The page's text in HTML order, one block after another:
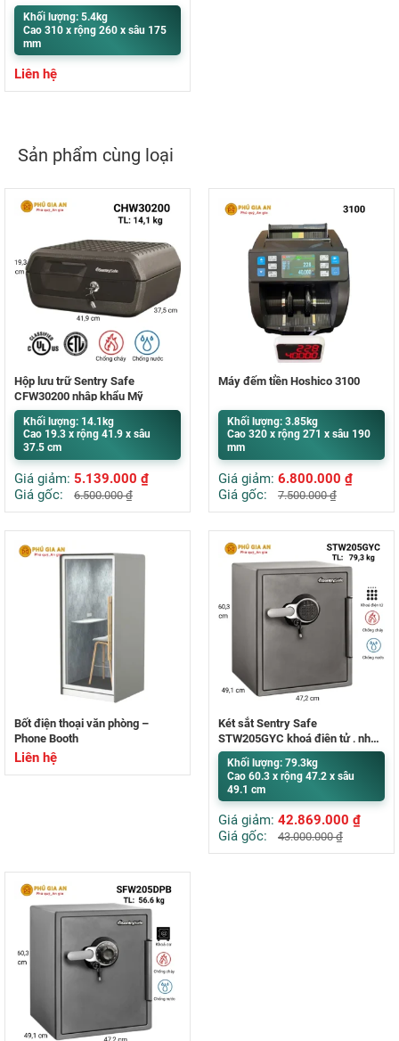
Khối lượng: 5.4kg
Cao 310 x rộng 260 x sâu 175
mm
Liên hệ
Sản phẩm cùng loại
Hộp lưu trữ Sentry Safe
CFW30200 nhập khẩu Mỹ
Khối lượng: 14.1kg
Cao 19.3 x rộng 41.9 x sâu
37.5 cm
Giá giảm: 5.139.000 ₫
Giá gốc:
6.500.000₫
Máy đếm tiền Hoshico 3100
Khối lượng: 3.85kg
Cao 320 x rộng 271 x sâu 190
mm
Giá giảm: 6.800.000 ₫
Giá gốc:
7.500.000₫
Bốt điện thoại văn phòng –
Phone Booth
Liên hệ
Két sắt Sentry Safe
STW205GYC khoá điện tử , nhập
khẩu Mỹ
Khối lượng: 79.3kg
Cao 60.3 x rộng 47.2 x sâu
49.1 cm
Giá giảm: 42.869.000 ₫
Giá gốc:
43.000.000₫